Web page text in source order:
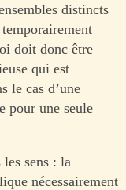
distincts
doit donc être
qui est
le cas d’une
pour une seule
sens : la
nécessairement